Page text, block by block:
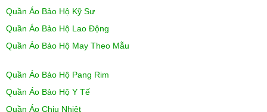
Quần Áo Bảo Hộ Kỹ Sư
Quần Áo Bảo Hộ Lao Động
Quần Áo Bảo Hộ May Theo Mẫu
Quần Áo Bảo Hộ Pang Rim
Quần Áo Bảo Hộ Y Tế
Quần Áo Chịu Nhiệt